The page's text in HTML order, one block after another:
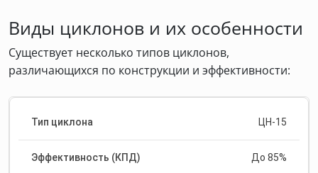
Виды циклонов и их особенности
Существует несколько типов циклонов,
различающихся по конструкции и эффективности:
ЦН-15
До 85%